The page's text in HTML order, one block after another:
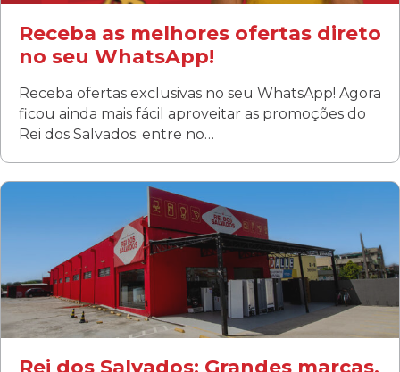
Fanny
Rua Albino Beatriz, 100 - Fanny, Curitiba –PR
Segunda a sábado: 09h00 às 19h00
Domingo: FECHADA
ÚLTIMOS DIAS DE LIQUIDAÇÃO!
(41) 3411-1754
(41) 99249-4620
Receba as melhores ofertas direto
no seu WhatsApp!
Receba ofertas exclusivas no seu WhatsApp! Agora
ficou ainda mais fácil aproveitar as promoções do
Rei dos Salvados: entre no…